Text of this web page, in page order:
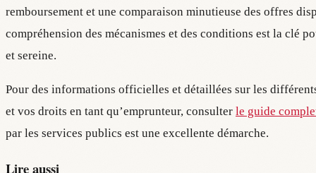
remboursement et une comparaison minutieuse des offres
compréhension des mécanismes et des conditions est la clé
et sereine.
Pour des informations officielles et détaillées sur les
et vos droits en tant qu’emprunteur, consulter le guide
par les services publics est une excellente démarche.
Lire aussi